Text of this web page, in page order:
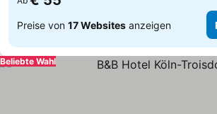
Preise von 17 Websites anzeigen
Beliebte Wahl